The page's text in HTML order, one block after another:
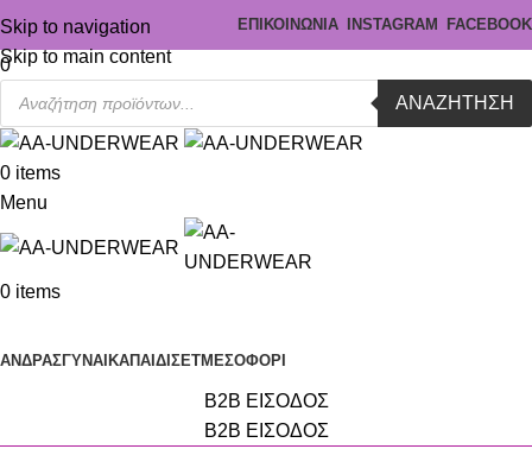
Skip to navigation
Skip to main content
ΕΠΙΚΟΙΝΩΝΙΑ INSTAGRAM FACEBOOK
0
ΑΝΑΖΉΤΗΣΗ
0 items
Menu
0 items
ΑΝΔΡΑΣΓΥΝΑΙΚΑΠΑΙΔΙ ΣΕΤΜΕΣΟΦΟΡΙ
B2B ΕΙΣΟΔΟΣ
B2B ΕΙΣΟΔΟΣ